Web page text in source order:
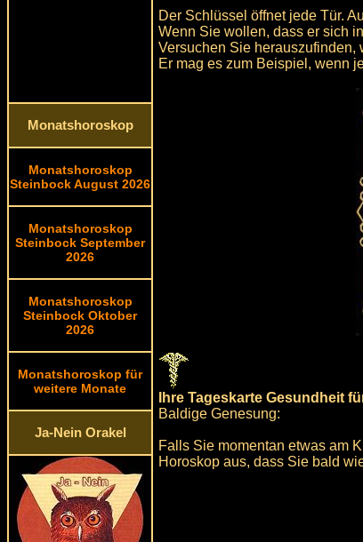
Monatshoroskop
Monatshoroskop
Steinbock August 2026
Monatshoroskop
Steinbock September
2026
Monatshoroskop
Steinbock Oktober
2026
Monatshoroskop für
weitere Monate
Ja-Nein Orakel
Der Schlüssel öffnet jede Tür.
Wenn Sie wollen, dass er sich
Versuchen Sie herauszufinden,
Er mag es zum Beispiel, wenn
Ihre Tageskarte Gesundheit
Baldige Genesung:
Falls Sie momentan etwas am
Horoskop aus, dass Sie bald